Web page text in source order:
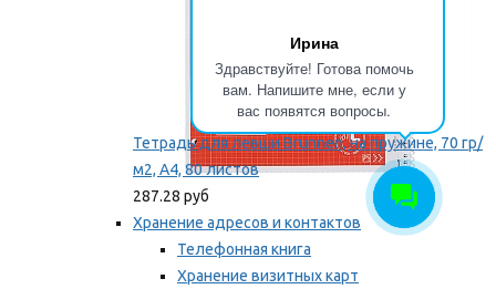
Ирина
Здравствуйте! Готова помочь
вам. Напишите мне, если у
вас появятся вопросы.
Тетрадь для левши Brunnen, на пружине, 70 гр/
м2, А4, 80 листов
287.28 руб
Хранение адресов и контактов
Телефонная книга
Хранение визитных карт